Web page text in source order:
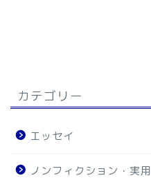
カテゴリー
エッセイ
ノンフィクション・実用